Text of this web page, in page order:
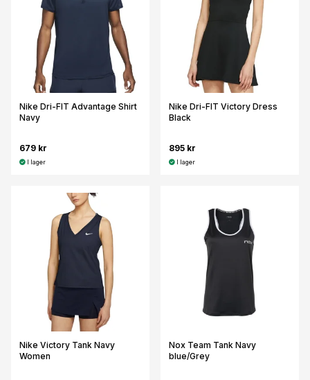
Nike Dri-FIT Advantage Shirt
Navy
679 kr
I lager
Nike Dri-FIT Victory Dress
Black
895 kr
I lager
Nike Victory Tank Navy
Women
Nox Team Tank Navy
blue/Grey